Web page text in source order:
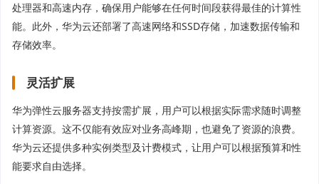
处理器和高速内存，确保用户能够在任何时间段获得最佳的计算性
能。此外，华为云还部署了高速网络和SSD存储，加速数据传输和
存储效率。
灵活扩展
华为弹性云服务器支持按需扩展，用户可以根据实际需求随时调整
计算资源。这不仅能有效应对业务高峰期，也避免了资源的浪费。
华为云还提供多种实例类型及计费模式，让用户可以根据预算和性
能要求自由选择。